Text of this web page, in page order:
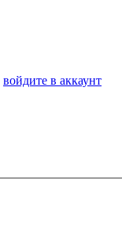
войдите в аккаунт